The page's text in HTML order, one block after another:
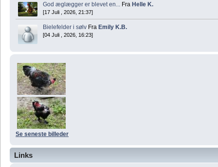
God æglægger er blevet en... Fra Helle K.
[17 Juli , 2026, 21:37]
Bielefelder i sølv Fra Emily K.B.
[04 Juli , 2026, 16:23]
Se seneste billeder
Links